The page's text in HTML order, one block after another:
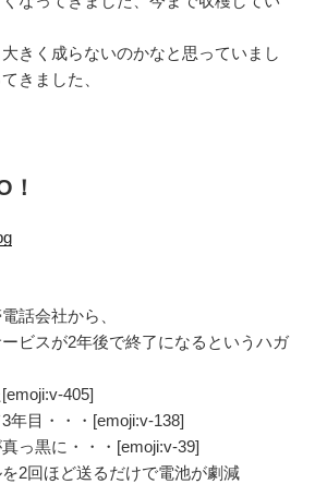
きく成らないのかなと思っていまし
きました、
！
話会社から、
ビスが2年後で終了になるというハガ
405]
年目・・・[emoji:v-138]
っ黒に・・・[emoji:v-39]
を2回ほど送るだけで電池が劇減